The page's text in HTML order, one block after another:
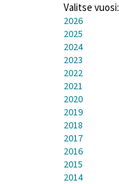
Valitse vuosi:
2026
2025
2024
2023
2022
2021
2020
2019
2018
2017
2016
2015
2014